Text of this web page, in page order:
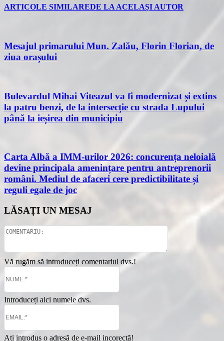
ARTICOLE SIMILAREDE LA ACELAȘI AUTOR
Mesajul primarului Mun. Zalău, Florin Florian, de
ziua orașului
Bulevardul Mihai Viteazul va fi modernizat și extins
la patru benzi, de la intersecție cu strada Lupului
până la ieșirea din municipiu
Carta Albă a IMM-urilor 2026: concurența neloială
devine principala amenințare pentru antreprenorii
români. Mediul de afaceri cere predictibilitate și
reguli egale de joc
LĂSAȚI UN MESAJ
Vă rugăm să introduceți comentariul dvs.!
Introduceți aici numele dvs.
Ați introdus o adresă de e-mail incorectă!